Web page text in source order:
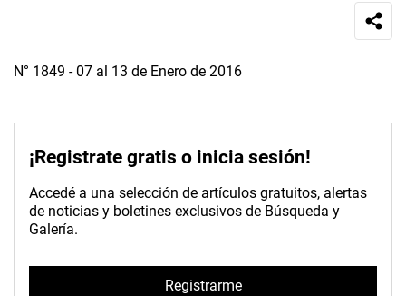
N° 1849 - 07 al 13 de Enero de 2016
¡Registrate gratis o inicia sesión!
Accedé a una selección de artículos gratuitos, alertas
de noticias y boletines exclusivos de Búsqueda y
Galería.
Registrarme